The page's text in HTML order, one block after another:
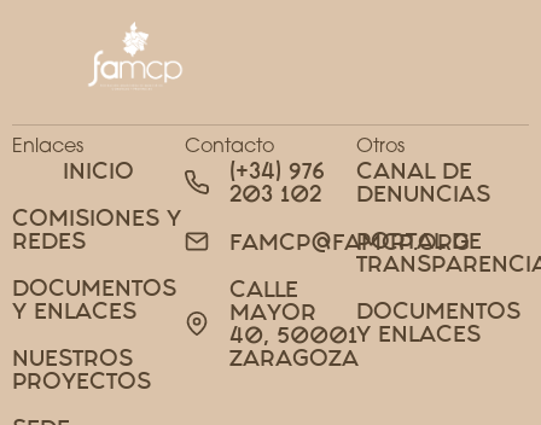
Enlaces
INICIO
COMISIONES Y
REDES
DOCUMENTOS
Y ENLACES
NUESTROS
PROYECTOS
Contacto
(+34) 976
203 102
FAMCP@FAMCP.ORG
CALLE
MAYOR
40, 50001
ZARAGOZA
Otros
CANAL DE
DENUNCIAS
PORTAL DE
DOCUMENTOS
Y ENLACES